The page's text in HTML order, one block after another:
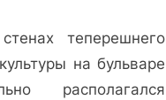
теперешнего
на бульваре
располагался